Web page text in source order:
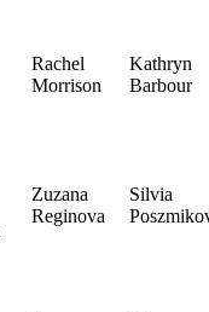
Rachel
Morrison
Kathryn
Barbour
Zuzana
Reginova
Silvia